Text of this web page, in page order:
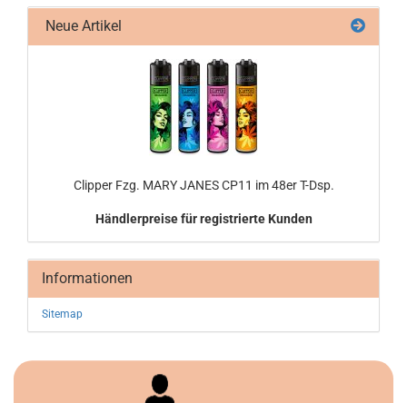
Neue Artikel
Clip­per Fzg. MARY JANES CP11 im 48er T-Dsp.
Händlerpreise für registrierte Kunden
Informationen
Sitemap